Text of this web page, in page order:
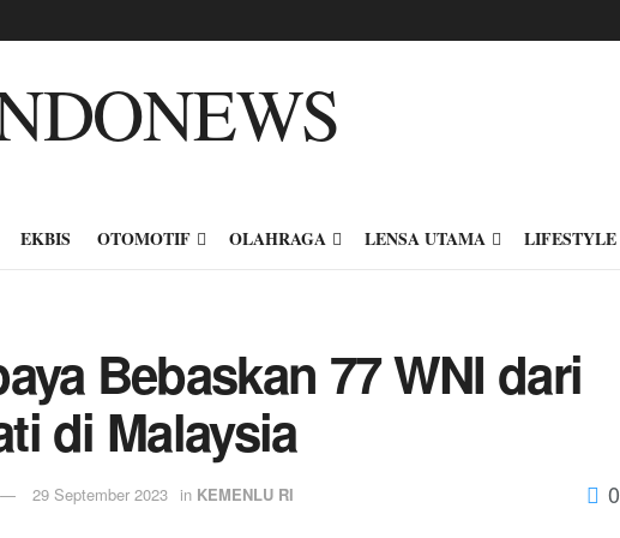
EKBIS OTOMOTIF OLAHRAGA LENSA UTAMA LIFESTYLE
Bebaskan 77 WNI dari
di Malaysia
29 September 2023 in KEMENLU RI 0